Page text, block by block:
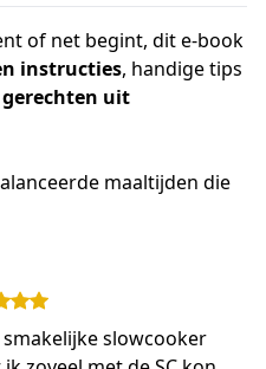
of net begint, dit e-book
instructies, handige tips
uit
maaltijden die
slowcooker